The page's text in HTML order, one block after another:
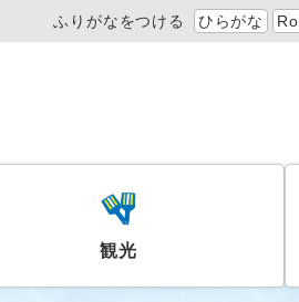
ふりがなをつける ひらがな
観光